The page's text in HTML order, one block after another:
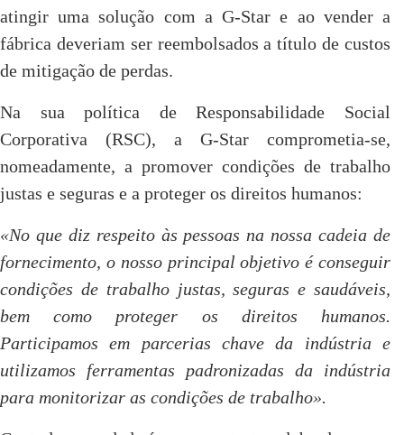
atingir uma solução com a G-Star e ao vender a
fábrica deveriam ser reembolsados a título de custos
de mitigação de perdas.
Na sua política de Responsabilidade Social
Corporativa (RSC), a G-Star comprometia-se,
nomeadamente, a promover condições de trabalho
justas e seguras e a proteger os direitos humanos:
«No que diz respeito às pessoas na nossa cadeia de
fornecimento, o nosso principal objetivo é conseguir
condições de trabalho justas, seguras e saudáveis,
bem como proteger os direitos humanos.
Participamos em parcerias chave da indústria e
utilizamos ferramentas padronizadas da indústria
para monitorizar as condições de trabalho».